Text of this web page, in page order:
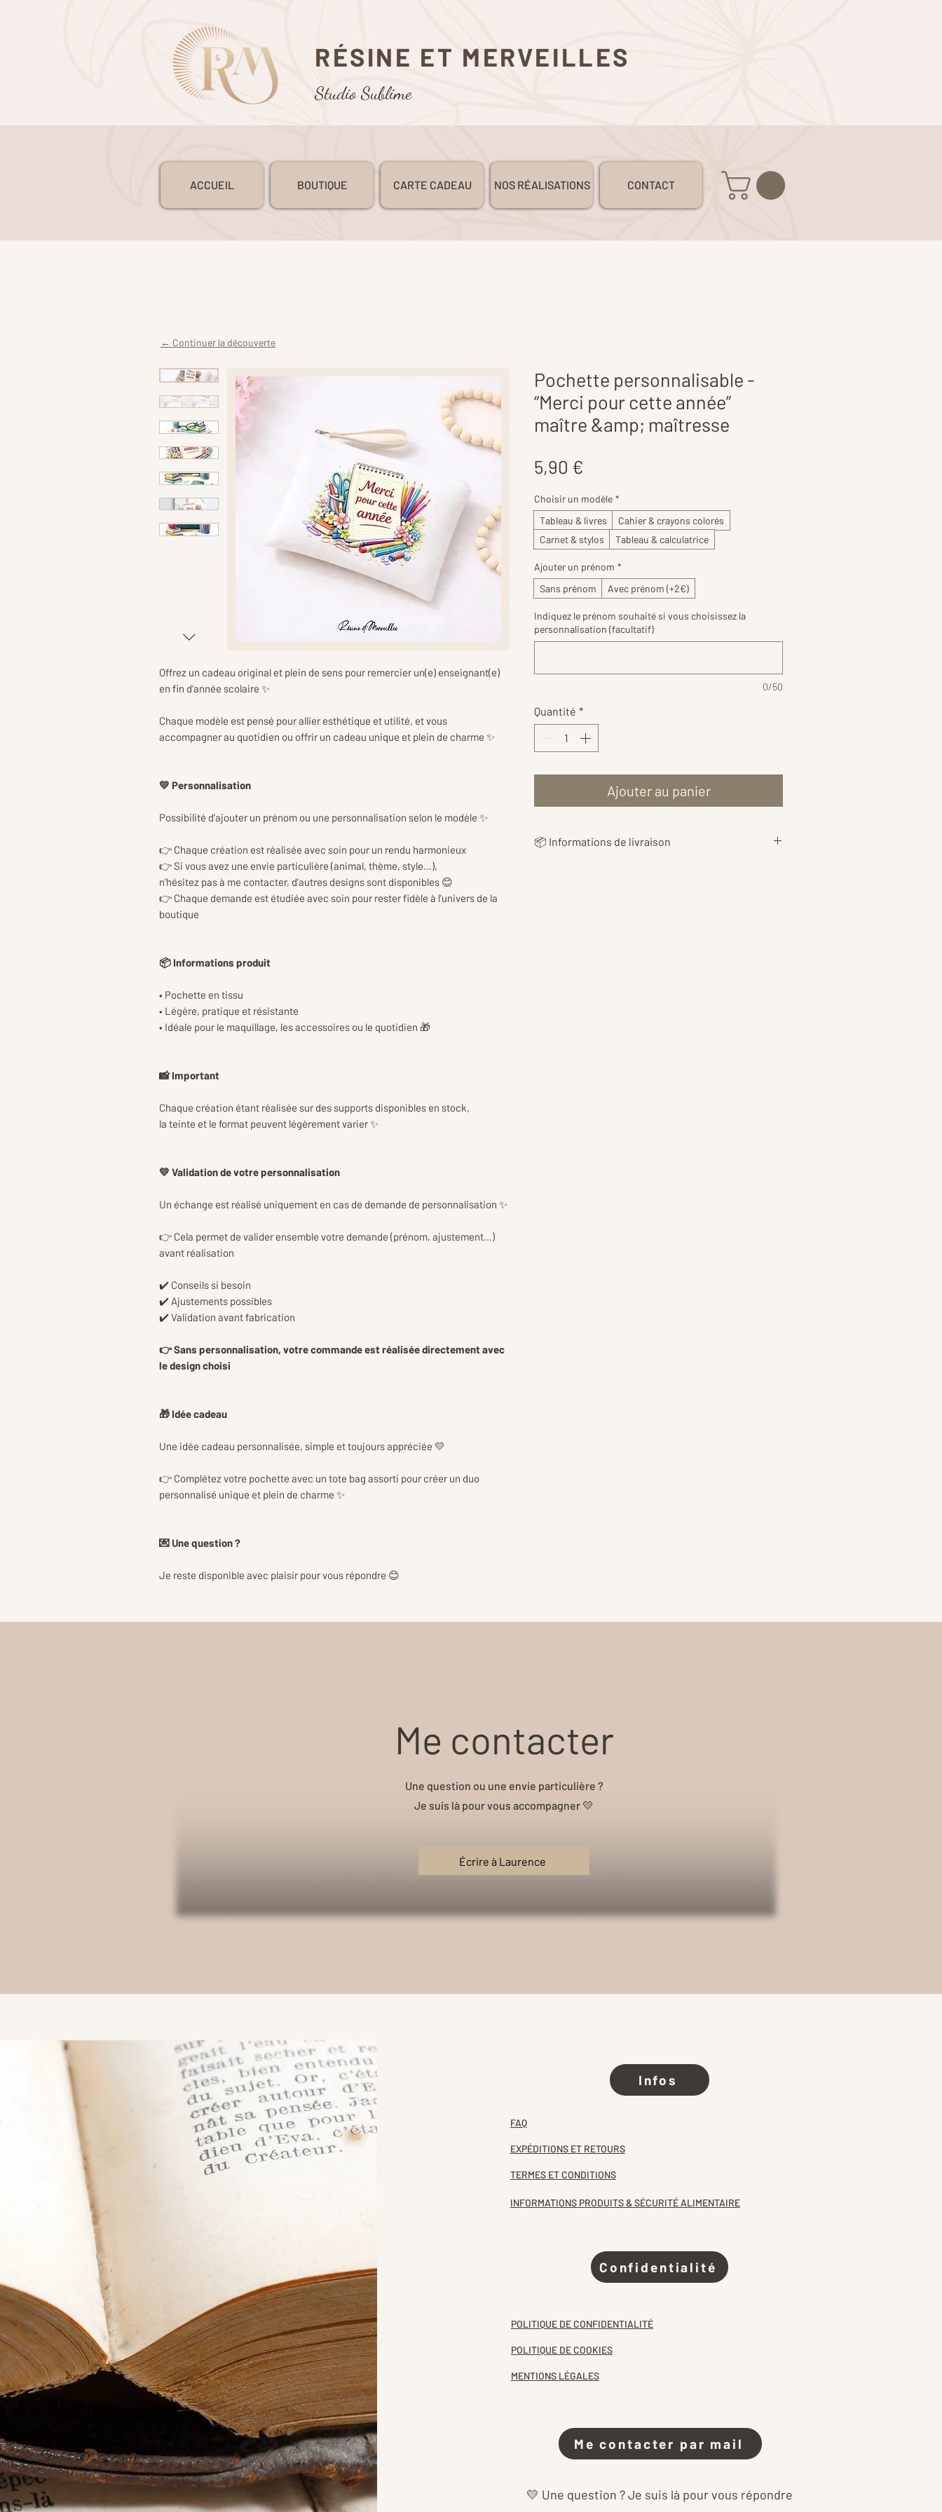
RÉSINE ET MERVEILLES
Studio Sublime
ACCUEIL BOUTIQUE CARTE CADEAU NOS RÉALISATIONS CONTACT
Offrez un cadeau original et plein de sens pour remercier un(e) enseignant(e)
en fin d’année scolaire ✨
Chaque modèle est pensé pour allier esthétique et utilité, et vous
accompagner au quotidien ou offrir un cadeau unique et plein de charme ✨
💛 Personnalisation
Possibilité d’ajouter un prénom ou une personnalisation selon le modèle ✨
👉 Chaque création est réalisée avec soin pour un rendu harmonieux
👉 Si vous avez une envie particulière (animal, thème, style…),
n’hésitez pas à me contacter, d’autres designs sont disponibles 😊
👉 Chaque demande est étudiée avec soin pour rester fidèle à l’univers de la
boutique
📦 Informations produit
• Pochette en tissu
• Légère, pratique et résistante
• Idéale pour le maquillage, les accessoires ou le quotidien 🎁
📸 Important
Chaque création étant réalisée sur des supports disponibles en stock,
la teinte et le format peuvent légèrement varier ✨
💛 Validation de votre personnalisation
Un échange est réalisé uniquement en cas de demande de personnalisation ✨
👉 Cela permet de valider ensemble votre demande (prénom, ajustement…)
avant réalisation
✔️ Conseils si besoin
✔️ Ajustements possibles
✔️ Validation avant fabrication
👉 Sans personnalisation, votre commande est réalisée directement avec
le design choisi
🎁 Idée cadeau
Une idée cadeau personnalisée, simple et toujours appréciée 💛
👉 Complétez votre pochette avec un tote bag assorti pour créer un duo
personnalisé unique et plein de charme ✨
💌 Une question ?
Je reste disponible avec plaisir pour vous répondre 😊
Pochette personnalisable -
“Merci pour cette année”
maître &amp; maîtresse
5,90 €
Choisir un modèle *
Tableau & livres
Cahier & crayons colorés
Carnet & stylos
Tableau & calculatrice
Ajouter un prénom *
Sans prénom
Avec prénom (+2€)
Indiquez le prénom souhaité si vous choisissez la
personnalisation (facultatif)
0/50
Quantité *
Ajouter au panier
📦 Informations de livraison
← Continuer la découverte
Me contacter
Une question ou une envie particulière ?
Je suis là pour vous accompagner 💛
Écrire à Laurence
Infos
FAQ
EXPÉDITIONS ET RETOURS
TERMES ET CONDITIONS
INFORMATIONS PRODUITS & SÉCURITÉ ALIMENTAIRE
Confidentialité
POLITIQUE DE CONFIDENTIALITÉ
POLITIQUE DE COOKIES
MENTIONS LÉGALES
Me contacter par mail
💛 Une question ? Je suis là pour vous répondre